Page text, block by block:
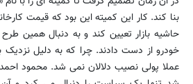
بنا کند. کار این کمیته این بود که قیمت
حاشیه بازار تعیین کند و به دنبال همین طرح
خودرو از دست دادند. چرا که به دلیل نزدیک
عملا پولی نصیب دلالان نمی شد. محمود